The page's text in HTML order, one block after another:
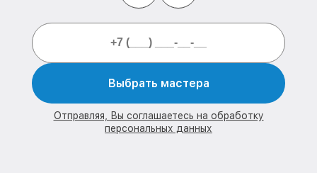
Выбрать мастера
Отправляя, Вы соглашаетесь на обработку
персональных данных